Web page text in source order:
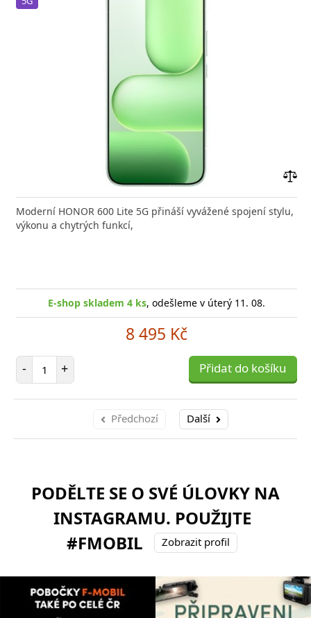
Moderní HONOR 600 Lite 5G přináší vyvážené spojení stylu,
výkonu a chytrých funkcí,
E-shop skladem 4 ks, odešleme v úterý 11. 08.
8 495 Kč
- Počet položek
+ Přidat do košíku
Předchozí Další
PODĚLTE SE O SVÉ ÚLOVKY NA
INSTAGRAMU. POUŽIJTE
#FMOBIL
Zobrazit profil